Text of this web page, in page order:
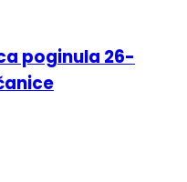
poginula 26-